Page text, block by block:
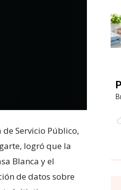
Servicio Público,
logró que la
Blanca y el
de datos sobre